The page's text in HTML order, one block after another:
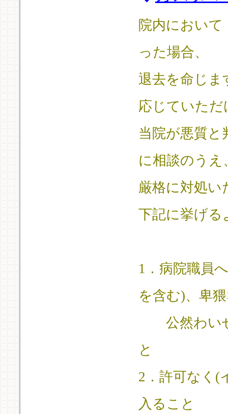
院内において
った場合、
退去を命じま
応じていただ
当院が悪質と
に相談のうえ
厳格に対処い
下記に挙げる
1．病院職員
を含む)、卑
公然わいせ
と
2．許可なく(
入ること